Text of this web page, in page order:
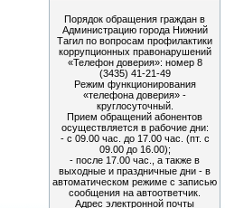
Порядок обращения граждан в
Администрацию города Нижний
Тагил по вопросам профилактики
коррупционных правонарушений
«Телефон доверия»: номер 8
(3435) 41-21-49
Режим функционирования
«телефона доверия» -
круглосуточный.
Прием обращений абонентов
осуществляется в рабочие дни:
- с 09.00 час. до 17.00 час. (пт. с
09.00 до 16.00);
- после 17.00 час., а также в
выходные и праздничные дни - в
автоматическом режиме с записью
сообщения на автоответчик.
Адрес электронной почты